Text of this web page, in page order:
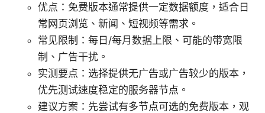
优点：免费版本通常提供一定数据额度，适合日
常网页浏览、新闻、短视频等需求。
常见限制：每日/每月数据上限、可能的带宽限
制、广告干扰。
实测要点：选择提供无广告或广告较少的版本，
优先测试速度稳定的服务器节点。
建议方案：先尝试有多节点可选的免费版本，观